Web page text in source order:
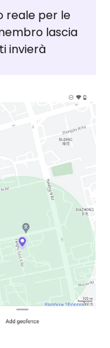
reale per le
lascia
invierà